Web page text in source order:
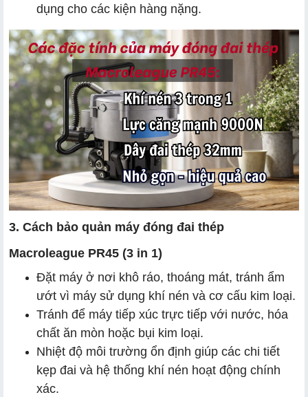
dụng cho các kiện hàng nặng.
3. Cách bảo quản máy đóng đai thép
Macroleague PR45 (3 in 1)
Đặt máy ở nơi khô ráo, thoáng mát, tránh ẩm
ướt vì máy sử dụng khí nén và cơ cấu kim loại.
Tránh để máy tiếp xúc trực tiếp với nước, hóa
chất ăn mòn hoặc bụi kim loại.
Nhiệt độ môi trường ổn định giúp các chi tiết
kẹp đai và hệ thống khí nén hoạt động chính
xác.